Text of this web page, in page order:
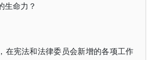
生命力？
在宪法和法律委员会新增的各项工作